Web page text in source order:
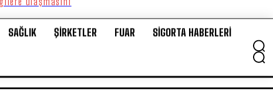
SAĞLIK ŞİRKETLER FUAR SİGORTA HABERLERİ